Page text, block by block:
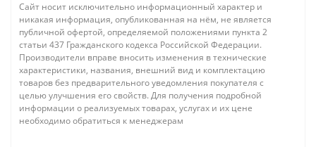
Сайт носит исключительно информационный характер и
никакая информация, опубликованная на нём, не является
публичной офертой, определяемой положениями пункта 2
статьи 437 Гражданского кодекса Российской Федерации.
Производители вправе вносить изменения в технические
характеристики, названия, внешний вид и комплектацию
товаров без предварительного уведомления покупателя с
целью улучшения его свойств. Для получения подробной
информации о реализуемых товарах, услугах и их цене
необходимо обратиться к менеджерам